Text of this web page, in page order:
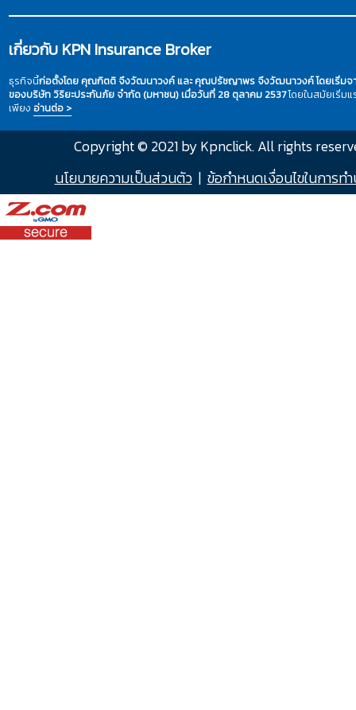
เกี่ยวกับ KPN Insurance Broker
ธุรกิจนี้ก่อตั้งโดย คุณกิตติ จึงวัฒนาวงค์ และ คุณปรัชญาพร จึงวัฒนาวงค์ โดยเริ่มจ
ของบริษัท วิริยะประกันภัย จำกัด (มหาชน) เมื่อวันที่ 28 ตุลาคม 2537โดยในสมัยเริ่ม
เพียง อ่านต่อ >
Copyright © 2021 by Kpnclick. All rights
นโยบายความเป็นส่วนตัว| ข้อกำหนดเงื่อนไขในการท